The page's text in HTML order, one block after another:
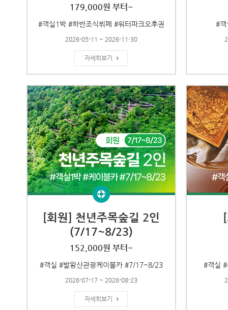
179,000원 부터~
#객실1박 #하반조식뷔페 #워터파크오후권
2026-05-11 ~ 2026-11-30
자세히보기
#
[회원] 천년주목숲길 2인
(7/17~8/23)
152,000원 부터~
#객실 #발왕산관광케이블카 #7/17~8/23
2026-07-17 ~ 2026-08-23
자세히보기
#객실